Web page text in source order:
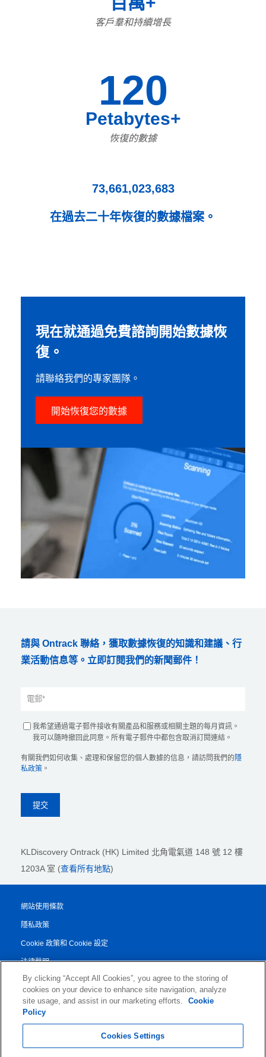
客戶羣和持續增長
120
Petabytes+
恢復的數據
73,661,023,683
在過去二十年恢復的數據檔案。
現在就通過免費諮詢開始數據恢
復。
請聯絡我們的專家團隊。
開始恢復您的數據
請與 Ontrack 聯絡，獲取數據恢復的知識和建議、行
業活動信息等。立即訂閱我們的新聞郵件！
我希望通過電子郵件接收有關產品和服務或相關主題的每月資訊。
我可以隨時撤回此同意。所有電子郵件中都包含取消訂閱連結。
有關我們如何收集、處理和保留您的個人數據的信息，請訪問我們的 隱
私政策 。
KLDiscovery Ontrack (HK) Limited 北角電氣道 148 號 12 樓
1203A 室 (查看所有地點)
網站使用條款
隱私政策
Cookie 政策和 Cookie 設定
法律聲明
透明度報告
服務條款和條件
© 2026 KLDiscovery Ontrack - All Rights Reserved.
By clicking “Accept All Cookies”, you agree to the storing of
cookies on your device to enhance site navigation, analyze
site usage, and assist in our marketing efforts.
Cookie
Policy
Cookies Settings